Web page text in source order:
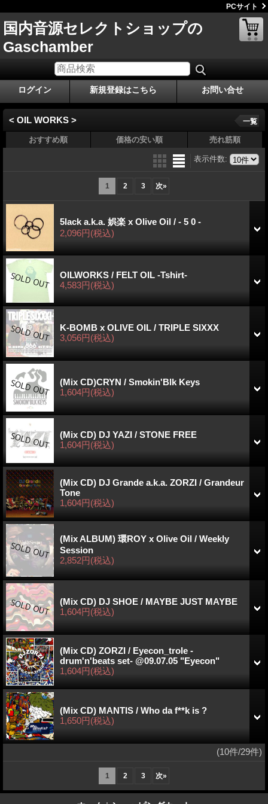
PCサイト
国内音源セレクトショップの
Gaschamber
ログイン 新規登録はこちら お問い合せ
< OIL WORKS > 一覧
おすすめ順 価格の安い順 売れ筋順
表示件数:
1 2 3 次»
5lack a.k.a. 娯楽 x Olive Oil / - 5 0 -
2,096円(税込)
OILWORKS / FELT OIL -Tshirt-
4,583円(税込)
K-BOMB x OLIVE OIL / TRIPLE SIXXX
3,056円(税込)
(Mix CD)CRYN / Smokin'Blk Keys
1,604円(税込)
(Mix CD) DJ YAZI / STONE FREE
1,604円(税込)
(Mix CD) DJ Grande a.k.a. ZORZI / Grandeur
Tone
1,604円(税込)
(Mix ALBUM) 環ROY x Olive Oil / Weekly
Session
2,852円(税込)
(Mix CD) DJ SHOE / MAYBE JUST MAYBE
1,604円(税込)
(Mix CD) ZORZI / Eyecon_trole -
drum'n'beats set- @09.07.05 "Eyecon"
1,604円(税込)
(Mix CD) MANTIS / Who da f**k is ?
1,650円(税込)
(10件/29件)
1 2 3 次»